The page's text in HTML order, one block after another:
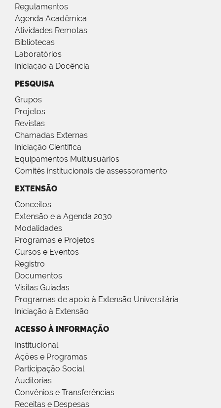
Regulamentos
Agenda Acadêmica
Atividades Remotas
Bibliotecas
Laboratórios
Iniciação à Docência
PESQUISA
Grupos
Projetos
Revistas
Chamadas Externas
Iniciação Científica
Equipamentos Multiusuários
Comitês institucionais de assessoramento
EXTENSÃO
Conceitos
Extensão e a Agenda 2030
Modalidades
Programas e Projetos
Cursos e Eventos
Registro
Documentos
Visitas Guiadas
Programas de apoio à Extensão Universitária
Iniciação à Extensão
ACESSO À INFORMAÇÃO
Institucional
Ações e Programas
Participação Social
Auditorias
Convênios e Transferências
Receitas e Despesas